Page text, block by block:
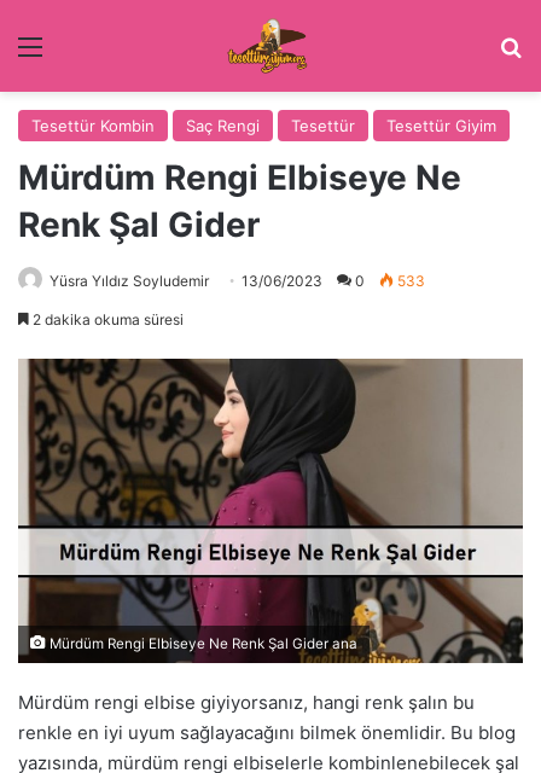
Menü
Tesettür Kombin Saç Rengi Tesettür Tesettür Giyim
Mürdüm Rengi Elbiseye Ne
Renk Şal Gider
Yüsra Yıldız Soyludemir 13/06/2023 0 533
2 dakika okuma süresi
Mürdüm Rengi Elbiseye Ne Renk Şal Gider ana
Mürdüm rengi elbise giyiyorsanız, hangi renk şalın bu
renkle en iyi uyum sağlayacağını bilmek önemlidir. Bu blog
yazısında, mürdüm rengi elbiselerle kombinlenebilecek şal